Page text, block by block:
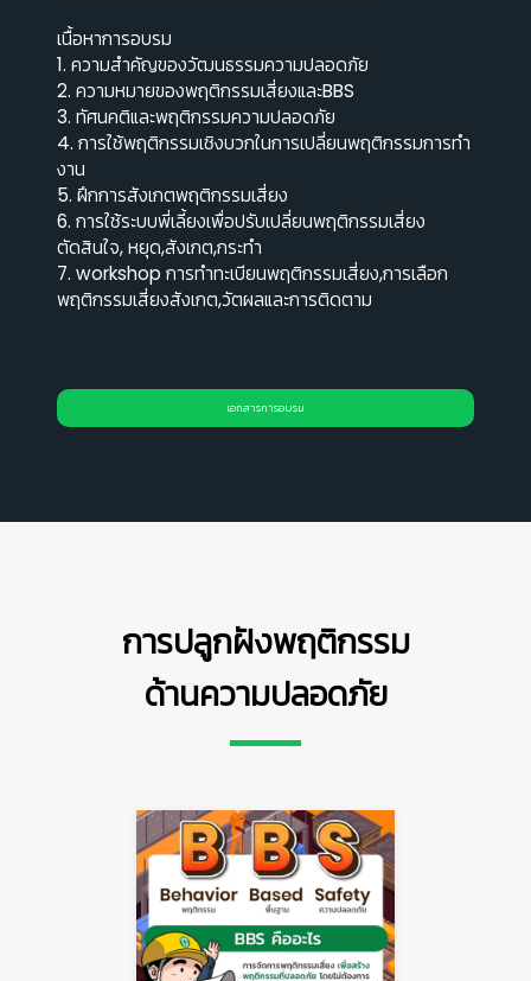
เนื้อหาการอบรม
1. ความสําคัญของวัฒนธรรมความปลอดภัย
2. ความหมายของพฤติกรรมเสี่ยงและBBS
3. ทัศนคติและพฤติกรรมความปลอดภัย
4. การใช้พฤติกรรมเชิงบวกในการเปลี่ยนพฤติกรรมการทํา
งาน
5. ฝึกการสังเกตพฤติกรรมเสี่ยง
6. การใช้ระบบพี่เลี้ยงเพื่อปรับเปลี่ยนพฤติกรรมเสี่ยง
ตัดสินใจ, หยุด,สังเกต,กระทํา
7. workshop การทําทะเบียนพฤติกรรมเสี่ยง,การเลือก
พฤติกรรมเสี่ยงสังเกต,วัตผลและการติดตาม
เอกสารการอบรม
การปลูกฝังพฤติกรรม
ด้านความปลอดภัย